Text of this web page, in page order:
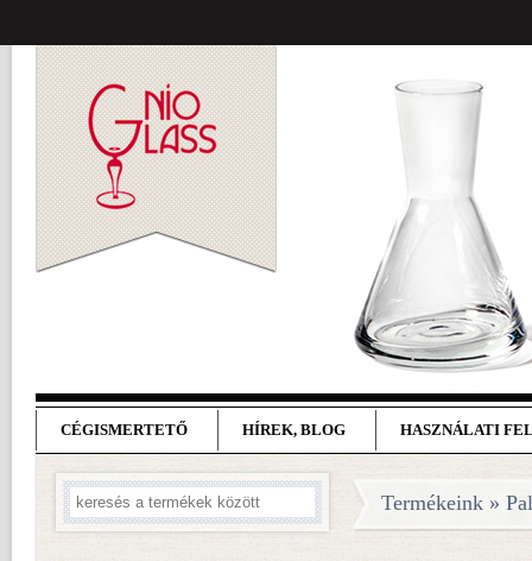
CÉGISMERTETŐ HÍREK, BLOG HASZNÁLATI
Termékeink »